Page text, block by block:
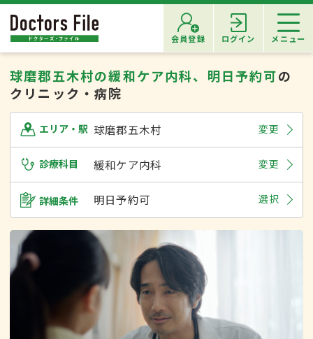
会員登録 ログイン メニュー
球磨郡五木村の緩和ケア内科、明日予約可の
クリニック・病院
エリア・駅 球磨郡五木村 変更
診療科目 緩和ケア内科 変更
詳細条件 明日予約可 選択